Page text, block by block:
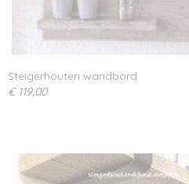
Steigerhouten wandbord
€ 119,00